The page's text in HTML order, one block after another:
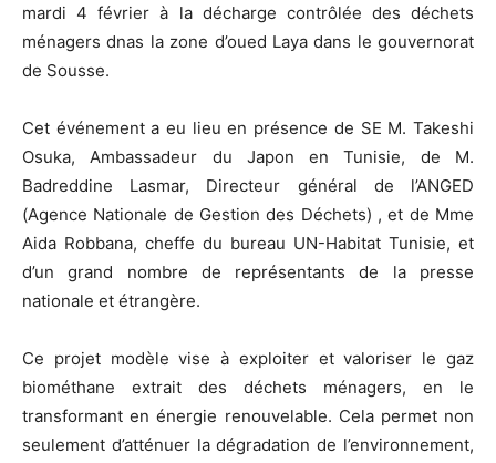
mardi 4 février à la décharge contrôlée des déchets
ménagers dnas la zone d’oued Laya dans le gouvernorat
de Sousse.
Cet événement a eu lieu en présence de SE M. Takeshi
Osuka, Ambassadeur du Japon en Tunisie, de M.
Badreddine Lasmar, Directeur général de l’ANGED
(Agence Nationale de Gestion des Déchets) , et de Mme
Aida Robbana, cheffe du bureau UN-Habitat Tunisie, et
d’un grand nombre de représentants de la presse
nationale et étrangère.
Ce projet modèle vise à exploiter et valoriser le gaz
biométhane extrait des déchets ménagers, en le
transformant en énergie renouvelable. Cela permet non
seulement d’atténuer la dégradation de l’environnement,